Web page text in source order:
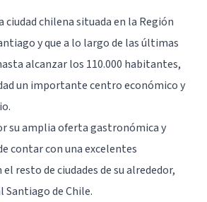
ciudad chilena situada en la Región
y que a lo largo de las últimas
alcanzar los 110.000 habitantes,
un importante centro económico y
su amplia oferta gastronómica y
contar con una excelentes
resto de ciudades de su alrededor,
de Chile.